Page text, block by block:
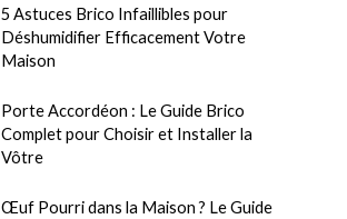
5 Astuces Brico Infaillibles pour
Déshumidifier Efficacement Votre
Maison
Porte Accordéon : Le Guide Brico
Complet pour Choisir et Installer la
Vôtre
Œuf Pourri dans la Maison ? Le Guide